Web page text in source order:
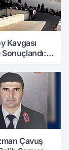
Kavgası
Çavuş